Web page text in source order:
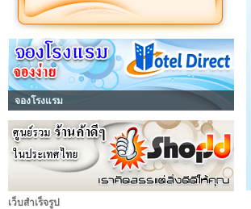
จองโรงแรม
เว็บสำเร็จรูป